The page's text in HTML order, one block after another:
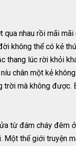
nhau rồi mãi
không thể có kẻ
lúc rời khỏi
chân một kẻ
mà không
từ đám cháy đêm
thế giới truyện